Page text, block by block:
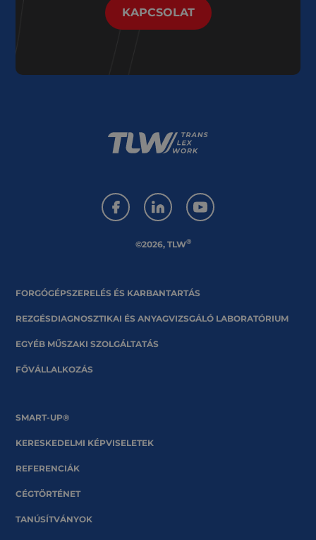
KAPCSOLAT
©2026, TLW®
FORGÓGÉPSZERELÉS ÉS KARBANTARTÁS
REZGÉSDIAGNOSZTIKAI ÉS ANYAGVIZSGÁLÓ LABORATÓRIUM
EGYÉB MŰSZAKI SZOLGÁLTATÁS
FŐVÁLLALKOZÁS
SMART-UP®
KERESKEDELMI KÉPVISELETEK
REFERENCIÁK
CÉGTÖRTÉNET
TANÚSÍTVÁNYOK